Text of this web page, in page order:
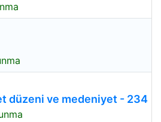
düzeni ve medeniyet - 234